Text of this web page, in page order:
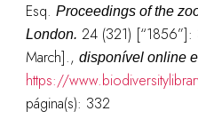
Esq. Proceedings of the
London. 24 (321)
March]., disponível online
https://
página(s): 332